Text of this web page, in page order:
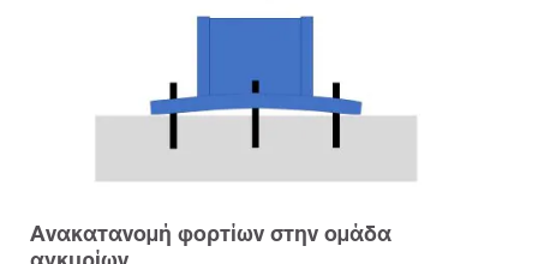
Ανακατανομή φορτίων στην ομάδα